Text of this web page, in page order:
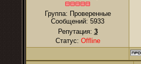
Группа: Проверенные
Сообщений: 5933
Репутация: 3
Статус: Offline